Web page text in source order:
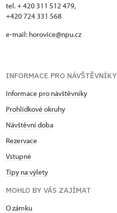
tel. + 420 311 512 479,
+420 724 331 568
e-mail: horovice@npu.cz
INFORMACE PRO NÁVŠTĚVNÍKY
Informace pro návštěvníky
Prohlídkové okruhy
Návštěvní doba
Rezervace
Vstupné
Tipy na výlety
MOHLO BY VÁS ZAJÍMAT
O zámku